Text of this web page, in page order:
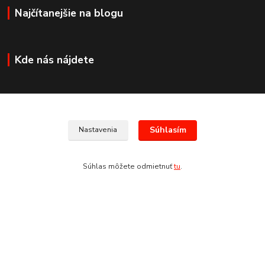
Najčítanejšie na blogu
Kde nás nájdete
(Po-Pia, 8:30-17:30 hod.)
Nastavenia Súhlasím
Súhlas môžete odmietnuťtu.